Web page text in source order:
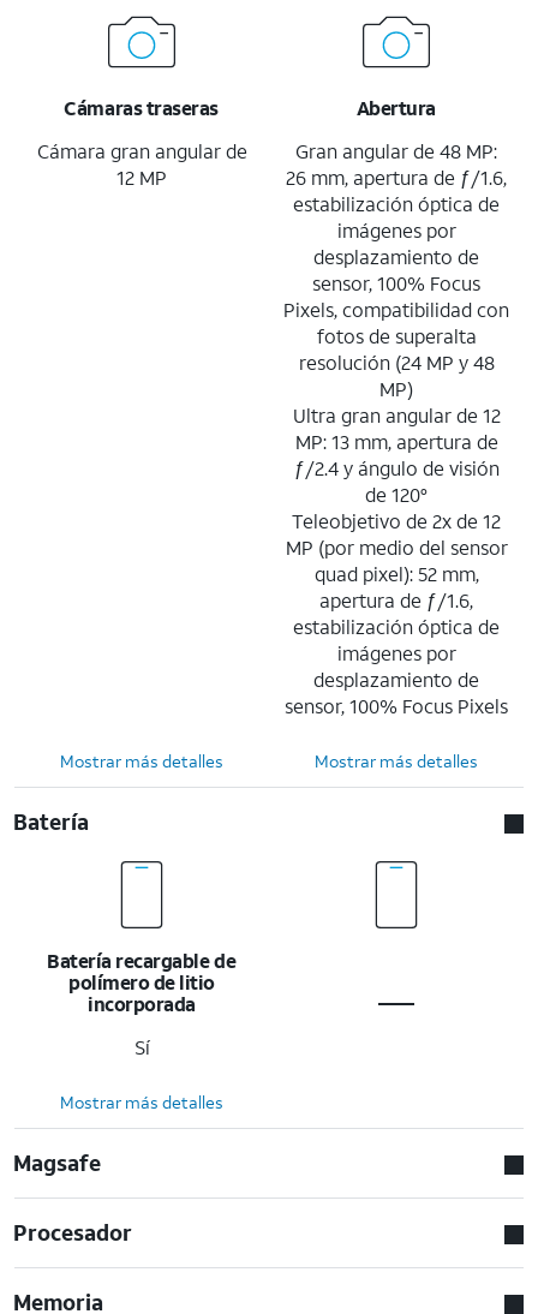
Cámaras traseras
Cámara gran angular de
12 MP
Abertura
Gran angular de 48 MP:
26 mm, apertura de ƒ/1.6,
estabilización óptica de
imágenes por
desplazamiento de
sensor, 100% Focus
Pixels, compatibilidad con
fotos de superalta
resolución (24 MP y 48
MP)
Ultra gran angular de 12
MP: 13 mm, apertura de
ƒ/2.4 y ángulo de visión
de 120°
Teleobjetivo de 2x de 12
MP (por medio del sensor
quad pixel): 52 mm,
apertura de ƒ/1.6,
estabilización óptica de
imágenes por
desplazamiento de
sensor, 100% Focus Pixels
Mostrar más detalles Mostrar más detalles
Batería
Batería recargable de
polímero de litio
incorporada
Sí
Mostrar más detalles
Magsafe
Procesador
Memoria